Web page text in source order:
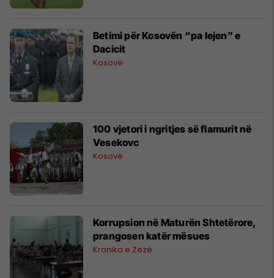
Betimi për Kosovën “pa lejen” e
Dacicit
Kosovë
100 vjetori i ngritjes së flamurit në
Vesekovc
Kosovë
Korrupsion në Maturën Shtetërore,
prangosen katër mësues
Kronika e Zezë